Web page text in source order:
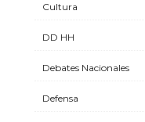
Cultura
DD HH
Debates Nacionales
Defensa